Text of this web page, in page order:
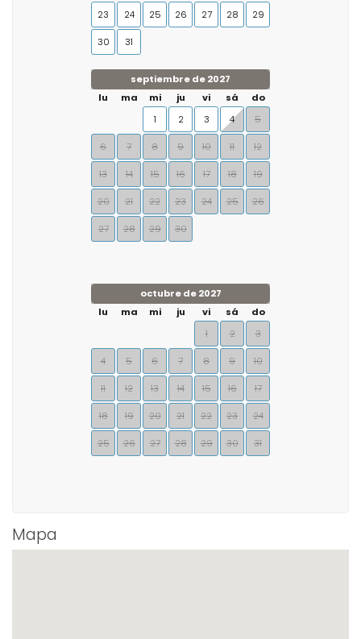
23 24 25 26 27 28 29
30 31
septiembre de 2027
lu
ma mi ju vi sá
do
1
2 3 4 5
6 7 8 9 10 11 12
13 14 15 16 17 18 19
20 21 22 23 24 25 26
27 28 29 30
octubre de 2027
lu
ma mi ju vi sá
do
1
2 3
4 5 6 7 8 9 10
11 12 13 14 15 16 17
18 19 20 21 22 23 24
25 26 27 28 29 30 31
Mapa